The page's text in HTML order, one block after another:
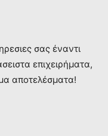
σας έναντι
επιχειρήματα,
αποτελέσματα!